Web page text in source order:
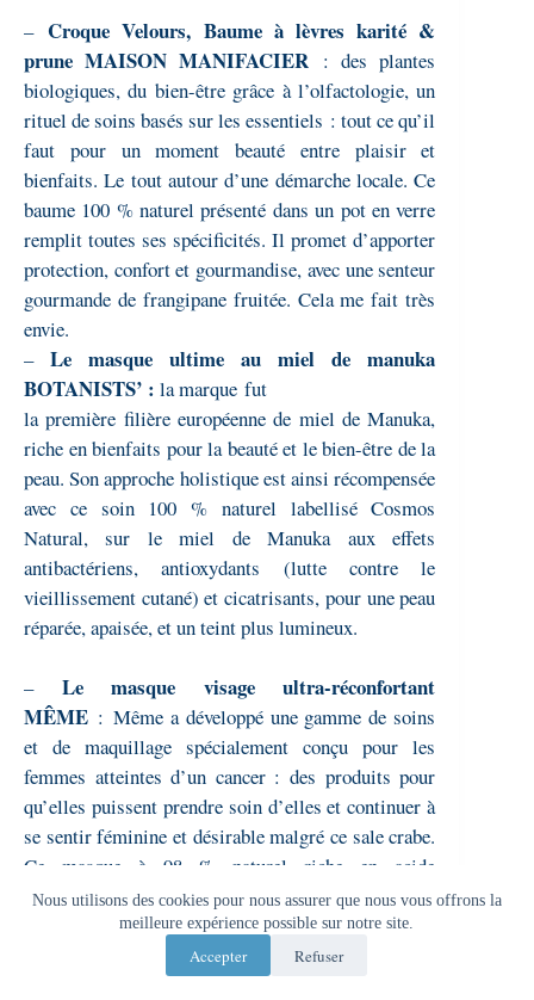
Nous utilisons des cookies pour nous assurer que nous vous offrons la
meilleure expérience possible sur notre site.
Accepter Refuser
–Croque Velours, Baume à lèvres karité &
prune MAISON MANIFACIER : des plantes
biologiques, du bien-être grâce à l’olfactologie, un
rituel de soins basés sur les essentiels : tout ce qu’il
faut pour un moment beauté entre plaisir et
bienfaits. Le tout autour d’une démarche locale. Ce
baume 100 % naturel présenté dans un pot en verre
remplit toutes ses spécificités. Il promet d’apporter
protection, confort et gourmandise, avec une senteur
gourmande de frangipane fruitée. Cela me fait très
envie.
–Le masque ultime au miel de manuka
BOTANISTS’ : la marque fut
la première filière européenne de miel de Manuka,
riche en bienfaits pour la beauté et le bien-être de la
peau. Son approche holistique est ainsi récompensée
avec ce soin 100 % naturel labellisé Cosmos
Natural, sur le miel de Manuka aux effets
antibactériens, antioxydants (lutte contre le
vieillissement cutané) et cicatrisants, pour une peau
réparée, apaisée, et un teint plus lumineux.
– Le masque visage ultra-réconfortant
MÊME : Même a développé une gamme de soins
et de maquillage spécialement conçu pour les
femmes atteintes d’un cancer : des produits pour
qu’elles puissent prendre soin d’elles et continuer à
se sentir féminine et désirable malgré ce sale crabe.
Ce masque à 98 % naturel riche en acide
hyaluronique va permettre aux peaux sèches,
sensibles ou réactive de mieux se régénérer en
renforçant la barrière cutanée.